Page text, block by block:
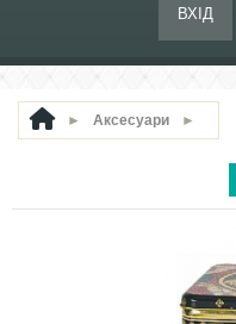
► Аксесуари ►